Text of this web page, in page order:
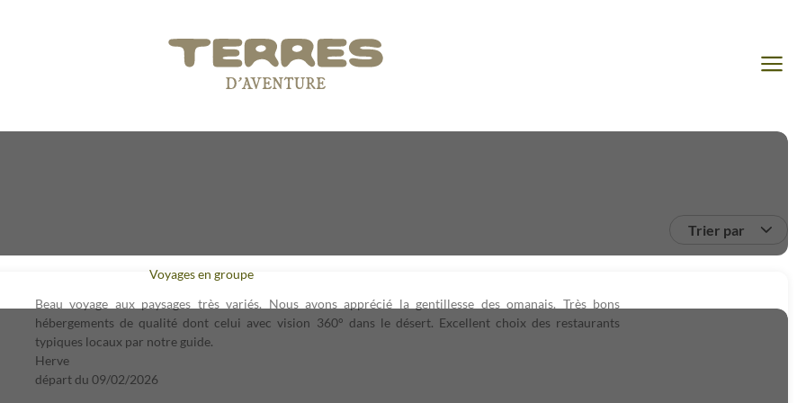
Voyages en groupe
Trier par
Beau voyage aux paysages très variés. Nous avons apprécié la gentillesse des omanais. Très bons
hébergements de qualité dont celui avec vision 360° dans le désert. Excellent choix des restaurants
typiques locaux par notre guide.
Herve
départ du 09/02/2026